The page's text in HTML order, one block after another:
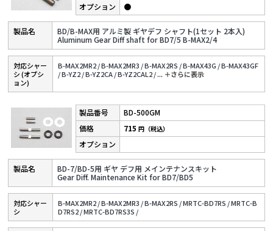
BD/B-MAX用 アルミ製 ギヤデフ シャフト(1セット 2本入)
Aluminum Gear Diff shaft for BD7/5 B-MAX2/4
●
対応シャー
シ (オプシ
ョン)
B-MAX2MR2 /B-MAX2MR3 /B-MAX2RS /B-MAX43G /B-MAX43GF
/B-YZ2 /B-YZ2CA /B-YZ2CAL2 /... ＋さらに表⽰
BD-500GM
BD-7/BD-5用 ギヤ デフ用 メインテナンスキット
Gear Diff. Maintenance Kit for BD7/BD5
715円（税込）
対応シャー
シ
B-MAX2MR2 /B-MAX2MR3 /B-MAX2RS /MRTC-BD7RS /MRTC-B
D7RS2 /MRTC-BD7RS3S /